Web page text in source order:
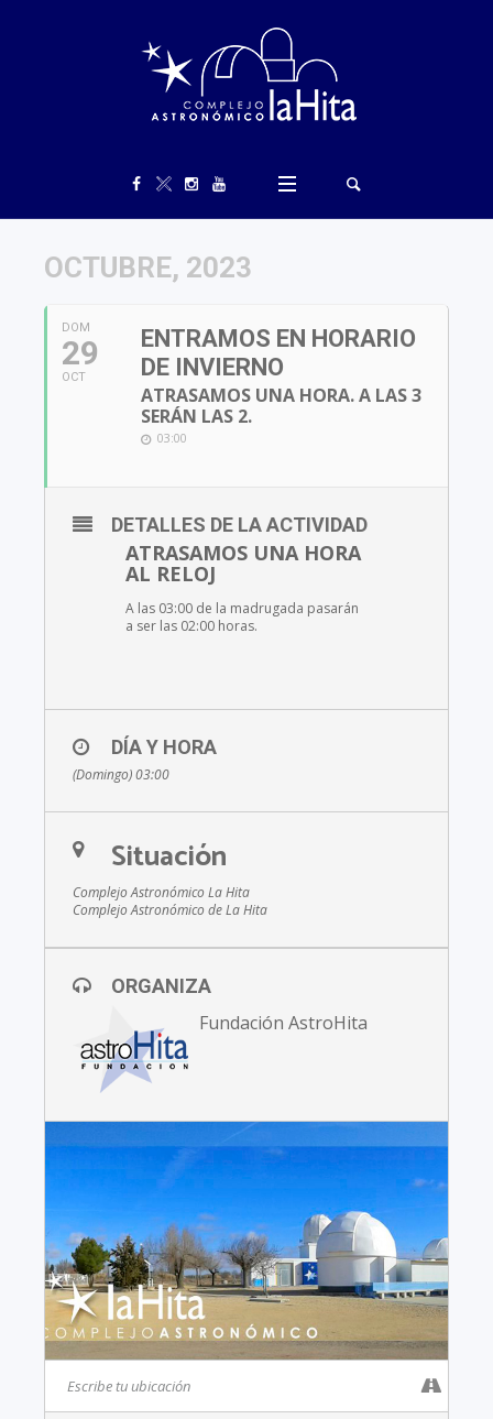
OCTUBRE, 2023
DOM
29
OCT
ENTRAMOS EN HORARIO
DE INVIERNO
ATRASAMOS UNA HORA. A LAS 3
SERÁN LAS 2.
03:00
DETALLES DE LA ACTIVIDAD
ATRASAMOS UNA HORA
AL RELOJ
A las 03:00 de la madrugada pasarán
a ser las 02:00 horas.
DÍA Y HORA
(Domingo) 03:00
Situación
Complejo Astronómico La Hita
Complejo Astronómico de La Hita
ORGANIZA
Fundación AstroHita